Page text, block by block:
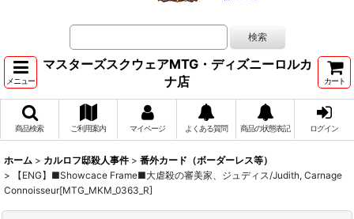
メニュー
マスターズスクウェアMTG・ディズニーロルカ
ナ店
カート
商品検索 ご利用案内 マイページ よくある質問 商品の状態表記 ログイン
ホーム > カルロフ邸殺人事件 > 番外カード（ボーダーレス等）
>
【ENG】■Showcace Frame■大虐殺の審美家、ジュディス/Judith, Carnage
Connoisseur[MTG_MKM_0363_R]